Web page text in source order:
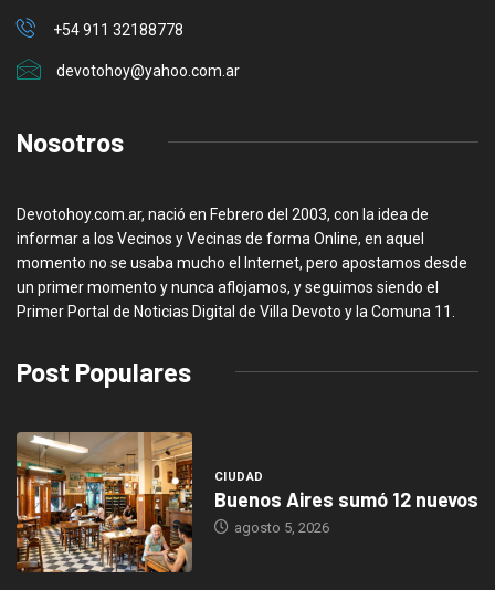
+54 911 32188778
devotohoy@yahoo.com.ar
Nosotros
Devotohoy.com.ar, nació en Febrero del 2003, con la idea de
informar a los Vecinos y Vecinas de forma Online, en aquel
momento no se usaba mucho el Internet, pero apostamos desde
un primer momento y nunca aflojamos, y seguimos siendo el
Primer Portal de Noticias Digital de Villa Devoto y la Comuna 11.
Post Populares
CIUDAD
Buenos Aires sumó 12 nuevos
agosto 5, 2026